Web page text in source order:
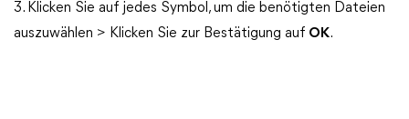
3. Klicken Sie auf jedes Symbol, um die benötigten Dateien
auszuwählen > Klicken Sie zur Bestätigung auf OK.